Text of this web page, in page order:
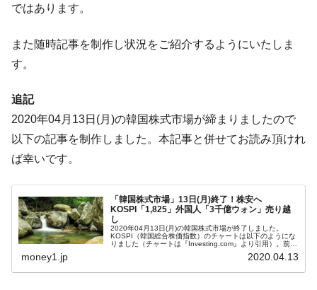
『Money1』
す」⇒「金を経由するドル入手」手段ではないのか？
『Money1』
『Money1』
韓国･帰ってきた李在明。李在明を支持しな
い「50.5％」に上昇
た ⇒ 国家が行った恐るべき株価操作であり、空前の国政壟
断
『Money1』
韓国･警察職員が「丸刈りになって抗議活
動」
『Money1』
ではあります。
また随時記事を制作し状況をご紹介するようにいたしま
す。
追記
2020年04月13日(月)の韓国株式市場が締まりましたので
以下の記事を制作しました。本記事と併せてお読み頂けれ
ば幸いです。
「韓国株式市場」13日(月)終了！株安へ
KOSPI「1,825」外国人「3千億ウォン」売り越
し
2020年04月13日(月)の韓国株式市場が終了しました。
KOSPI（韓国総合株価指数）のチャートは以下のようにな
りました（チャートは『Investing.com』より引用）。前日
money1.jp 2020.04.13